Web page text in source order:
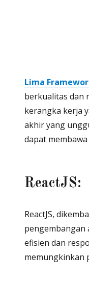
Lima
berkualitas dan
kerangka kerja
akhir yang
dapat
ReactJS:
ReactJS,
pengembangan
efisien dan
memungkinkan